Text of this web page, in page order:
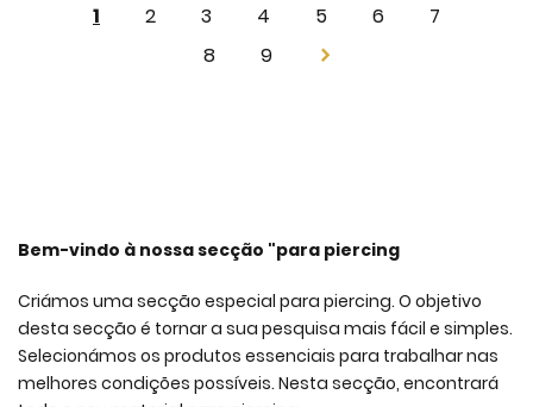
Page
You're
1 Page
2 Page
3 Page
4 Page
5 Page
6 Page
7
Page
8 Page
9
Bem-vindo à nossa secção "para piercing
Criámos uma secção especial para piercing. O objetivo
desta secção é tornar a sua pesquisa mais fácil e simples.
Selecionámos os produtos essenciais para trabalhar nas
melhores condições possíveis. Nesta secção, encontrará